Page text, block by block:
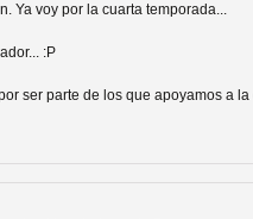
temporadas
Ya voy por la cuarta temporada...
:P
ser parte de los que apoyamos a la